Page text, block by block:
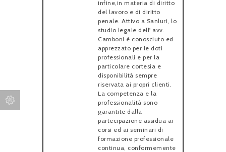
infine,in materia di diritto
del lavoro e di diritto
penale. Attivo a Sanluri, lo
studio legale dell' avv.
Camboni è conosciuto ed
apprezzato per le doti
professionali e per la
particolare cortesia e
disponibilità sempre
riservata ai propri clienti.
La competenza e la
professionalità sono
garantite dalla
partecipazione assidua ai
corsi ed ai seminari di
formazione professionale
continua, conformemente